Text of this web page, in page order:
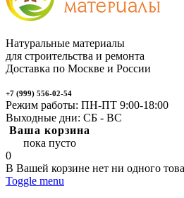
Натуральные материалы
для строительства и ремонта
Доставка по Москве и России
+7 (999) 556-02-54
Режим работы: ПН-ПТ 9:00-18:00
Выходные дни: СБ - ВС
Ваша корзина
пока пусто
0
В Вашей корзине нет ни одного
Toggle menu